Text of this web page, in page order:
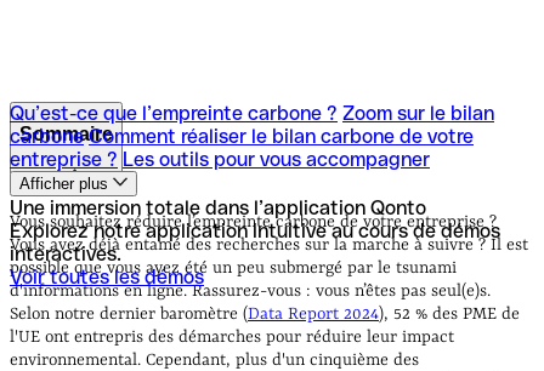
Qu’est-ce que l’empreinte carbone ? Zoom sur le bilan
carbone Comment réaliser le bilan carbone de votre
entreprise ? Les outils pour vous accompagner
Afficher plus
Une immersion totale dans l’application Qonto
Explorez notre application intuitive au cours de démos
interactives.
Voir toutes les démos
Sommaire
Qu’est-ce que l’empreinte carbone ?
carbone Comment réaliser le bilan carbone de votre
entreprise ? Les outils pour vous accompagner
Vous souhaitez réduire l’empreinte carbone de votre entreprise ?
Vous avez déjà entamé des recherches sur la marche à suivre ? Il est
possible que vous ayez été un peu submergé par le tsunami
d'informations en ligne. Rassurez-vous : vous n’êtes pas seul(e)s.
Selon notre dernier baromètre (Data Report 2024), 52 % des PME de
l'UE ont entrepris des démarches pour réduire leur impact
environnemental. Cependant, plus d'un cinquième des